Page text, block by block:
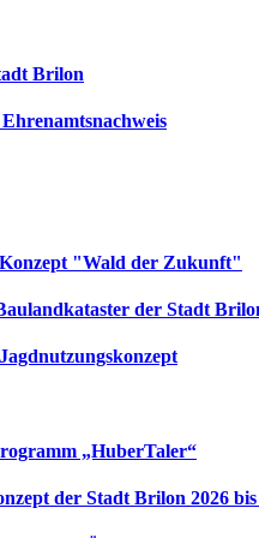
Brilon
"Wald der Zukunft"
der Stadt
„HuberTaler“
der Stadt Brilon 2026 bis